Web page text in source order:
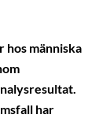
hos människa
har